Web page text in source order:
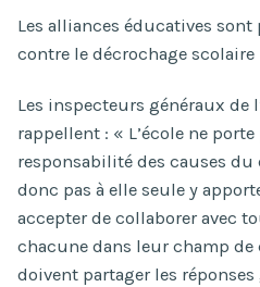
Les alliances éducatives
contre le décrochage scolaire
Les inspecteurs généraux de
rappellent : « L’école ne porte
responsabilité des causes
donc pas à elle seule y
accepter de collaborer avec
chacune dans leur champ
doivent partager les